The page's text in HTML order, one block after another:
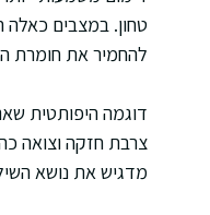
טחון. במצבים כאלה
להחמיר את חומרת
צרבת חזקה וצואה
מדגיש את נושא